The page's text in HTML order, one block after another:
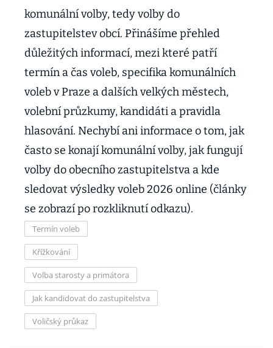
komunální volby, tedy volby do
zastupitelstev obcí. Přinášíme přehled
důležitých informací, mezi které patří
termín a čas voleb, specifika komunálních
voleb v Praze a dalších velkých městech,
volební průzkumy, kandidáti a pravidla
hlasování. Nechybí ani informace o tom, jak
často se konají komunální volby, jak fungují
volby do obecního zastupitelstva a kde
sledovat výsledky voleb 2026 online (články
se zobrazí po rozkliknutí odkazu).
Termín voleb
Křížkování
Volba starosty a primátora
Jak kandidovat do zastupitelstva
Voličský průkaz